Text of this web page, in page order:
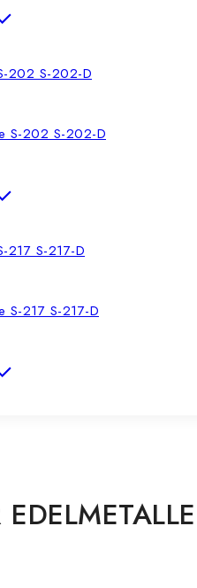
S-202 S-202-D
S-217 S-217-D